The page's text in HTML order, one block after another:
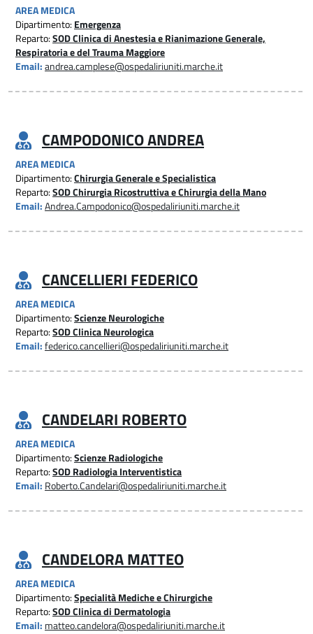
AREA MEDICA
Dipartimento: Emergenza
Reparto:SOD Clinica di Anestesia e Rianimazione Generale,
Respiratoria e del Trauma Maggiore
Email: andrea.camplese@ospedaliriuniti.marche.it
CAMPODONICO ANDREA
AREA MEDICA
Dipartimento:Chirurgia Generale e Specialistica
Reparto:SOD Chirurgia Ricostruttiva e Chirurgia della Mano
Email: Andrea.Campodonico@ospedaliriuniti.marche.it
CANCELLIERI FEDERICO
AREA MEDICA
Dipartimento:Scienze Neurologiche
Reparto:SOD Clinica Neurologica
Email: federico.cancellieri@ospedaliriuniti.marche.it
CANDELARI ROBERTO
AREA MEDICA
Dipartimento:Scienze Radiologiche
Reparto:SOD Radiologia Interventistica
Email: Roberto.Candelari@ospedaliriuniti.marche.it
CANDELORA MATTEO
AREA MEDICA
Dipartimento:Specialità Mediche e Chirurgiche
Reparto:SOD Clinica di Dermatologia
Email: matteo.candelora@ospedaliriuniti.marche.it